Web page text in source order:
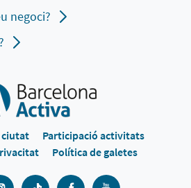
negoci?
ciutat
Participació activitats
Política de galetes